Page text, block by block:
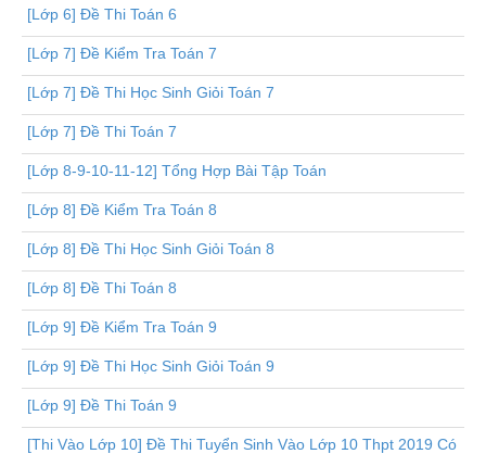
[Lớp 6] Đề Thi Toán 6
[Lớp 7] Đề Kiểm Tra Toán 7
[Lớp 7] Đề Thi Học Sinh Giỏi Toán 7
[Lớp 7] Đề Thi Toán 7
[Lớp 8-9-10-11-12] Tổng Hợp Bài Tập Toán
[Lớp 8] Đề Kiểm Tra Toán 8
[Lớp 8] Đề Thi Học Sinh Giỏi Toán 8
[Lớp 8] Đề Thi Toán 8
[Lớp 9] Đề Kiểm Tra Toán 9
[Lớp 9] Đề Thi Học Sinh Giỏi Toán 9
[Lớp 9] Đề Thi Toán 9
[Thi Vào Lớp 10] Đề Thi Tuyển Sinh Vào Lớp 10 Thpt 2019 Có